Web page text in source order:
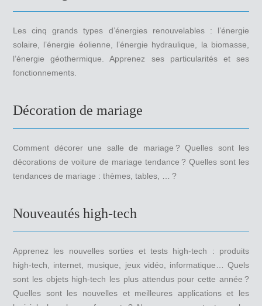
Les cinq grands types d’énergies renouvelables : l’énergie
solaire, l’énergie éolienne, l’énergie hydraulique, la biomasse,
l’énergie géothermique. Apprenez ses particularités et ses
fonctionnements.
Décoration de mariage
Comment décorer une salle de mariage ? Quelles sont les
décorations de voiture de mariage tendance ? Quelles sont les
tendances de mariage : thèmes, tables, … ?
Nouveautés high-tech
Apprenez les nouvelles sorties et tests high-tech : produits
high-tech, internet, musique, jeux vidéo, informatique… Quels
sont les objets high-tech les plus attendus pour cette année ?
Quelles sont les nouvelles et meilleures applications et les